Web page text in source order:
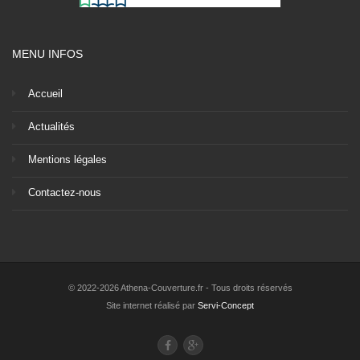
MENU INFOS
Accueil
Actualités
Mentions légales
Contactez-nous
© 2022-2026 Athena-Couverture.fr - Tous droits réservés
Site internet réalisé par Servi-Concept